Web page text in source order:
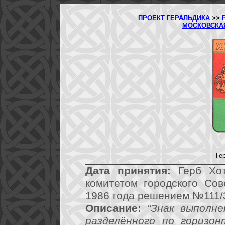
ПРОЕКТ ГЕРАЛЬДИКА >>
Дата принятия: Герб
комитетом городского
1986 года решением №111/
Описание:
"Знак
разделённого по